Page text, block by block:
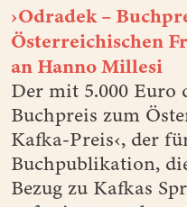
›Odradek –
Österreichischen
an Hanno Millesi
Der mit 5.000 Euro
Buchpreis zum
Kafka-Preis‹, der
Buchpublikation,
Bezug zu Kafkas